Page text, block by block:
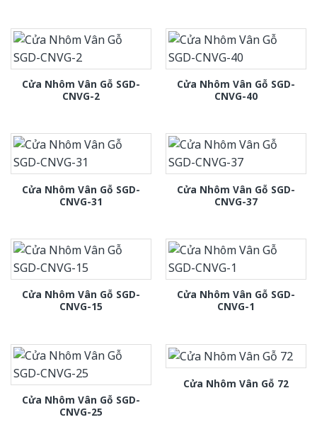
Cửa Nhôm Vân Gỗ SGD-
CNVG-2
Cửa Nhôm Vân Gỗ SGD-
CNVG-40
Cửa Nhôm Vân Gỗ SGD-
CNVG-31
Cửa Nhôm Vân Gỗ SGD-
CNVG-37
Cửa Nhôm Vân Gỗ SGD-
CNVG-15
Cửa Nhôm Vân Gỗ SGD-
CNVG-1
Cửa Nhôm Vân Gỗ SGD-
CNVG-25
Cửa Nhôm Vân Gỗ 72